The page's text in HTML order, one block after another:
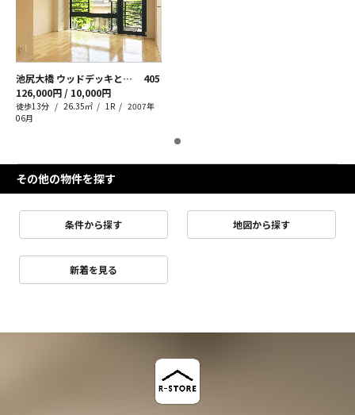
池尻大橋 ウッドデッキと三宿生活
405
126,000円 / 10,000円
徒歩13分 26.35㎡ 1R
2007年
06月
その他の物件を探す
条件から探す 地図から探す
新着を見る